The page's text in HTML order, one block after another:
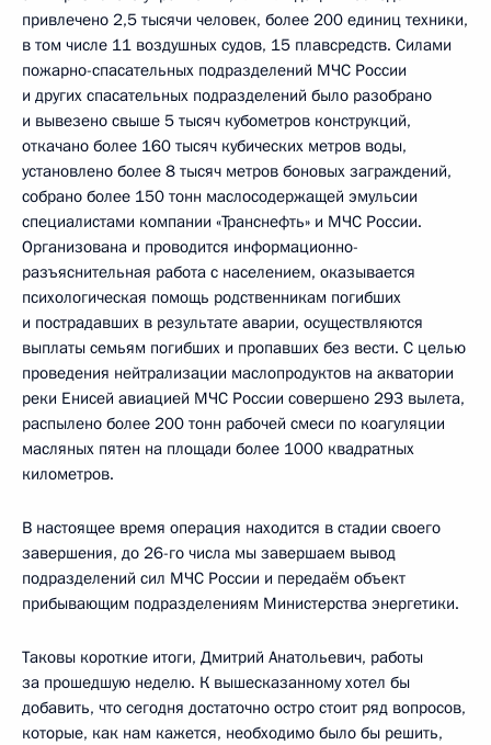
привлечено 2,5 тысячи человек, более 200 единиц техники,
в том числе 11 воздушных судов, 15 плавсредств. Силами
пожарно-спасательных подразделений МЧС России
и других спасательных подразделений было разобрано
и вывезено свыше 5 тысяч кубометров конструкций,
откачано более 160 тысяч кубических метров воды,
установлено более 8 тысяч метров боновых заграждений,
собрано более 150 тонн маслосодержащей эмульсии
специалистами компании «Транснефть» и МЧС России.
Организована и проводится информационно-
разъяснительная работа с населением, оказывается
психологическая помощь родственникам погибших
и пострадавших в результате аварии, осуществляются
выплаты семьям погибших и пропавших без вести. С целью
проведения нейтрализации маслопродуктов на акватории
реки Енисей авиацией МЧС России совершено 293 вылета,
распылено более 200 тонн рабочей смеси по коагуляции
масляных пятен на площади более 1000 квадратных
километров.
В настоящее время операция находится в стадии своего
завершения, до 26-го числа мы завершаем вывод
подразделений сил МЧС России и передаём объект
прибывающим подразделениям Министерства энергетики.
Таковы короткие итоги, Дмитрий Анатольевич, работы
за прошедшую неделю. К вышесказанному хотел бы
добавить, что сегодня достаточно остро стоит ряд вопросов,
которые, как нам кажется, необходимо было бы решить,